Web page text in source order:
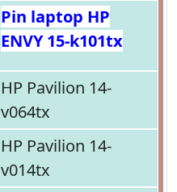
Pin laptop HP
ENVY 15-k101tx
HP Pavilion 14-
v064tx
HP Pavilion 14-
v014tx